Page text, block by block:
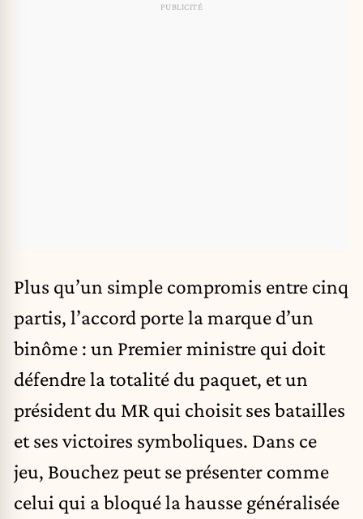
Plus qu’un simple compromis entre cinq
partis, l’accord porte la marque d’un
binôme : un Premier ministre qui doit
défendre la totalité du paquet, et un
président du MR qui choisit ses batailles
et ses victoires symboliques. Dans ce
jeu, Bouchez peut se présenter comme
celui qui a bloqué la hausse généralisée